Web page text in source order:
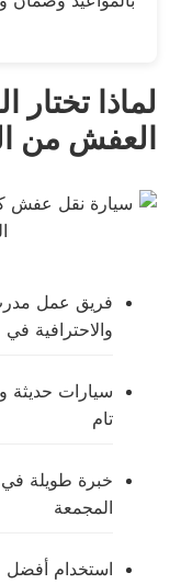
لماذا
العفش من
فريق عمل
والاحترافية
سيارات حديثة
تام
خبرة طويلة
المجمعة
استخدام أفضل